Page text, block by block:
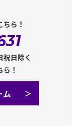
ら！
日除く
！
ム